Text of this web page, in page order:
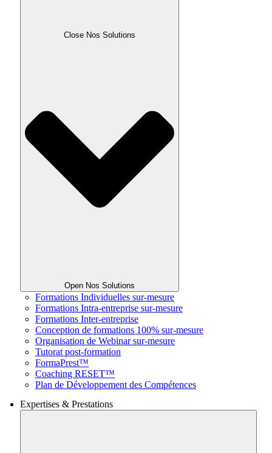
Close Nos Solutions
Open Nos Solutions
Formations Individuelles sur-mesure
Formations Intra-entreprise sur-mesure
Formations Inter-entreprise
Conception de formations 100% sur-mesure
Organisation de Webinar sur-mesure
Tutorat post-formation
FormaPrest™
Coaching RESET™
Plan de Développement des Compétences
Expertises & Prestations